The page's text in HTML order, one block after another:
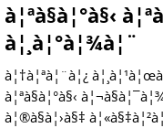
à¦ªà§à¦°à§‹
à¦¸à¦°à¦¾à¦¨
à¦†à¦ªà¦¨à¦¿
à¦ªà§à¦°à§‹
à¦®à§à¦›à§‡